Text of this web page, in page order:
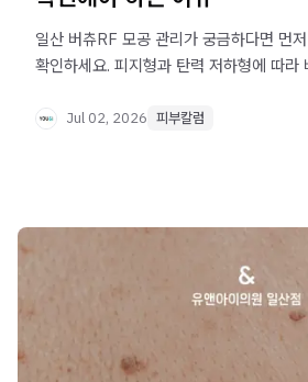
일산 버츄RF 모공 관리가 궁금하다면 먼
확인하세요. 피지형과 탄력 저하형에 따라
Jul 02, 2026 피부칼럼